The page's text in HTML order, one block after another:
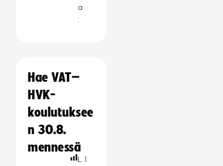
a
:
Hae VAT–
HVK-
koulutuksee
n 30.8.
mennessä
L 1